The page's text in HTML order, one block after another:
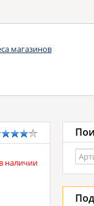
магазинов
наличии